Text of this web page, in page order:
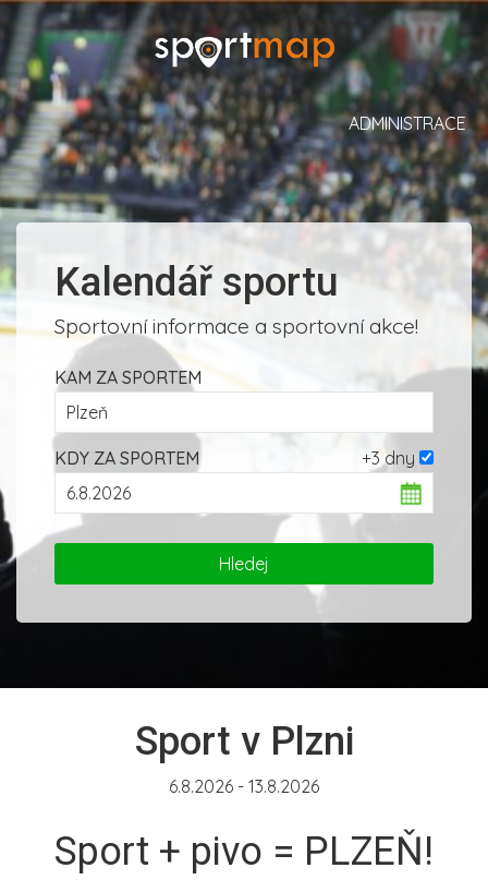
ADMINISTRACE
Kalendář sportu
Sportovní informace a sportovní akce!
KAM ZA SPORTEM
+3 dny
KDY ZA SPORTEM
Sport v Plzni
6.8.2026 - 13.8.2026
Sport + pivo = PLZEŇ!